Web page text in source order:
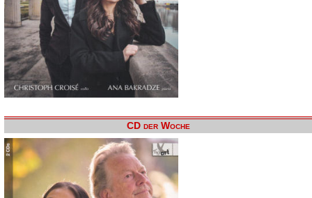
CD der Woche